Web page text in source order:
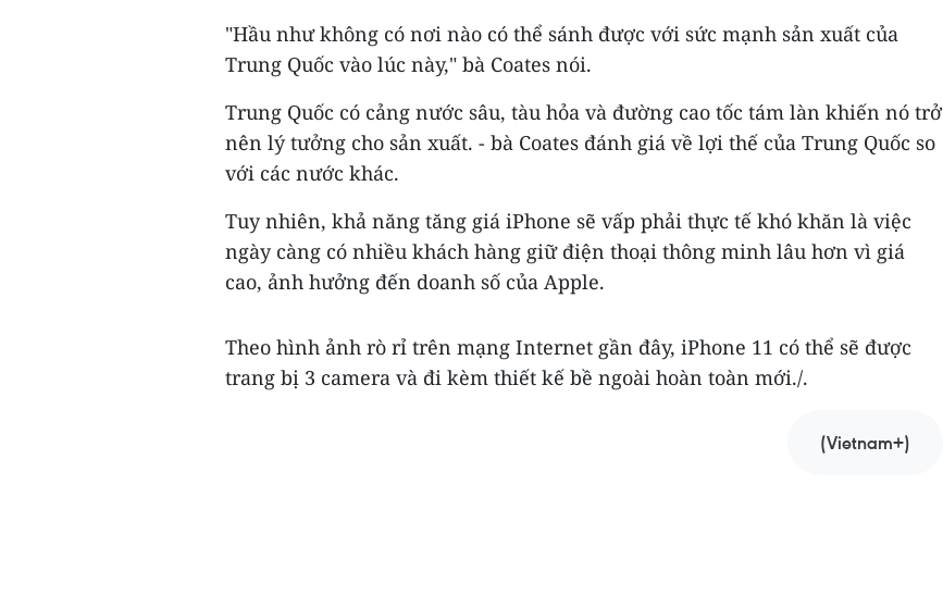
"Hầu như không có nơi nào có thể sánh được với sức mạnh sản xuất của
Trung Quốc vào lúc này," bà Coates nói.
Trung Quốc có cảng nước sâu, tàu hỏa và đường cao tốc tám làn khiến nó trở
nên lý tưởng cho sản xuất. - bà Coates đánh giá về lợi thế của Trung Quốc so
với các nước khác.
Tuy nhiên, khả năng tăng giá iPhone sẽ vấp phải thực tế khó khăn là việc
ngày càng có nhiều khách hàng giữ điện thoại thông minh lâu hơn vì giá
cao, ảnh hưởng đến doanh số của Apple.
Theo hình ảnh rò rỉ trên mạng Internet gần đây, iPhone 11 có thể sẽ được
trang bị 3 camera và đi kèm thiết kế bề ngoài hoàn toàn mới./.
(Vietnam+)